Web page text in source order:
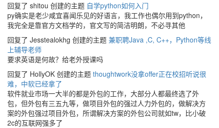
回复了 shitou 创建的主题 自学python如何入门
py确实是老少咸宜喜闻乐见的好语言，我工作也偶尔用到python，
我完全是靠官方文档学的，官文写的简洁明朗，不必寻其他
回复了 Jesstealokhg 创建的主题 兼职聘Java ,C, C++，Python等线
上辅导老师
要求英语是何故？给老外授课吗
回复了 HollyOK 创建的主题 thoughtwork没拿offer正在校招听说很
难，中软已经拿了
软件就业市场一大半的都是外包的工作，大部分人都最终选了外
包，但外包有三五九等，做项目外包的强过人力外包的，做解决方
案的外包强过项目外包，所谓解决方案的外包公司就如tw，比小破
2c的互联网强多了